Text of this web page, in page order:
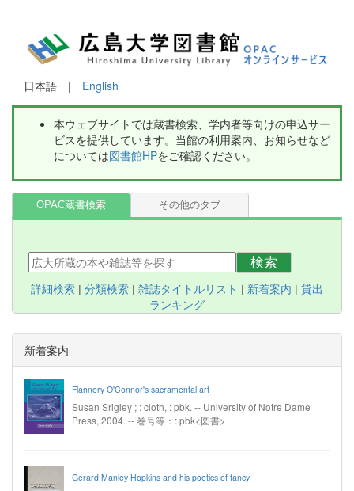
日本語 | English
本ウェブサイトでは蔵書検索、学内者等向けの申込サー
ビスを提供しています。当館の利用案内、お知らせなど
については図書館HPをご確認ください。
OPAC蔵書検索 その他のタブ
検索
詳細検索 | 分類検索 | 雑誌タイトルリスト | 新着案内 | 貸出
ランキング
新着案内
Flannery O'Connor's sacramental art
Susan Srigley ; : cloth, : pbk. -- University of Notre Dame
Press, 2004. -- 巻号等：: pbk<図書>
Gerard Manley Hopkins and his poetics of fancy